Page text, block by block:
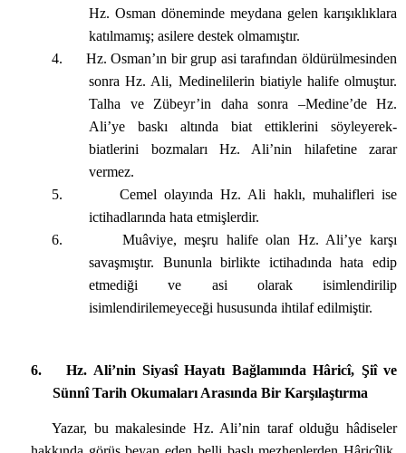
Hz. Osman döneminde meydana gelen karışıklıklara
katılmamış; asilere destek olmamıştır.
4.
Hz. Osman’ın bir grup asi tarafından öldürülmesinden
sonra Hz. Ali, Medinelilerin biatiyle halife olmuştur.
Talha ve Zübeyr’in daha sonra –Medine’de Hz.
Ali’ye baskı altında biat ettiklerini söyleyerek-
biatlerini bozmaları Hz. Ali’nin hilafetine zarar
vermez.
5.
Cemel olayında Hz. Ali haklı, muhalifleri ise
ictihadlarında hata etmişlerdir.
6.
Muâviye, meşru halife olan Hz. Ali’ye karşı
savaşmıştır. Bununla birlikte ictihadında hata edip
etmediği ve asi olarak isimlendirilip
isimlendirilemeyeceği hususunda ihtilaf edilmiştir.
6.
Hz. Ali’nin Siyasî Hayatı Bağlamında Hâricî, Şiî ve
Sünnî Tarih Okumaları Arasında Bir Karşılaştırma
Yazar, bu makalesinde Hz. Ali’nin taraf olduğu hâdiseler